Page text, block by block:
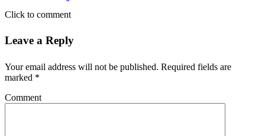
Click to comment
Leave a Reply
Your email address will not be published. Required fields are
marked *
Comment